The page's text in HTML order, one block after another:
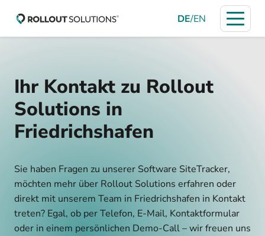
DE/EN
Ihr Kontakt zu Rollout
Solutions in
Friedrichshafen
Sie haben Fragen zu unserer Software SiteTracker,
möchten mehr über Rollout Solutions erfahren oder
direkt mit unserem Team in Friedrichshafen in Kontakt
treten? Egal, ob per Telefon, E-Mail, Kontaktformular
oder in einem persönlichen Demo-Call – wir freuen uns